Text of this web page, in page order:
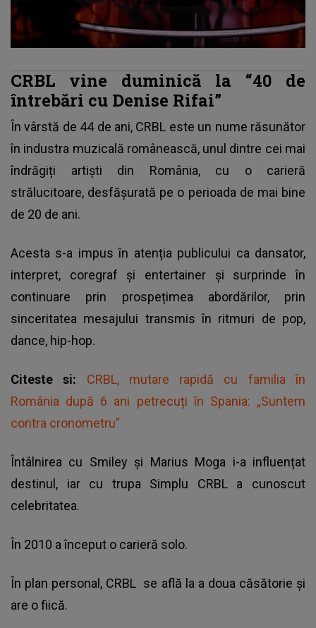
CRBL vine duminică la “40 de
întrebări cu Denise Rifai”
În vârstă de 44 de ani, CRBL este un nume răsunător
în industra muzicală românească, unul dintre cei mai
îndrăgiți artiști din România, cu o carieră
strălucitoare, desfășurată pe o perioada de mai bine
de 20 de ani.
Acesta s-a impus în atenția publicului ca dansator,
interpret, coregraf și entertainer și surprinde în
continuare prin prospețimea abordărilor, prin
sinceritatea mesajului transmis în ritmuri de pop,
dance, hip-hop.
Citeste si: CRBL, mutare rapidă cu familia în
România după 6 ani petrecuți în Spania: „Suntem
contra cronometru”
Întâlnirea cu Smiley și Marius Moga i-a influențat
destinul, iar cu trupa Simplu CRBL a cunoscut
celebritatea.
În 2010 a început o carieră solo.
În plan personal, CRBL se află la a doua căsătorie și
are o fiică.